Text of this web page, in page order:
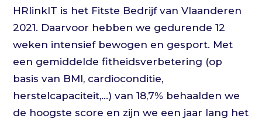
HRlinkIT is het Fitste Bedrijf van Vlaanderen
2021. Daarvoor hebben we gedurende 12
weken intensief bewogen en gesport. Met
een gemiddelde fitheidsverbetering (op
basis van BMI, cardioconditie,
herstelcapaciteit,…) van 18,7% behaalden we
de hoogste score en zijn we een jaar lang het